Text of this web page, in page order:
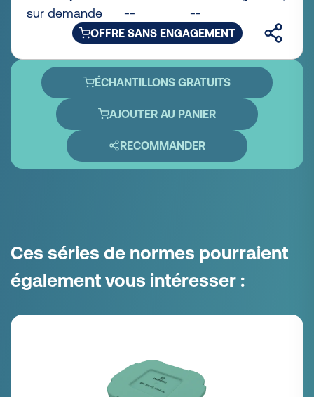
sur demande
--
--
OFFRE SANS ENGAGEMENT
ÉCHANTILLONS GRATUITS
AJOUTER AU PANIER
RECOMMANDER
Ces séries de normes pourraient
également vous intéresser :